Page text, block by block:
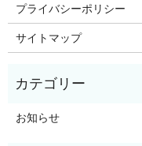
プライバシーポリシー
サイトマップ
お知らせ